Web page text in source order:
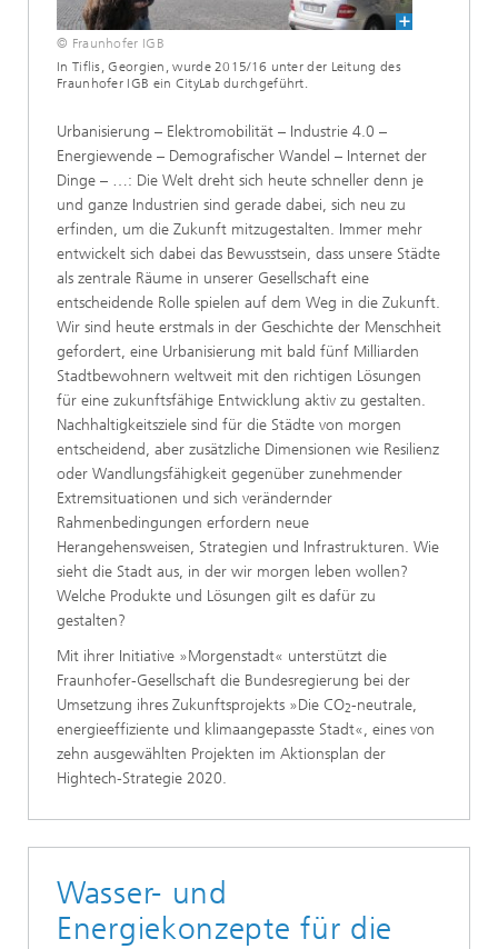
© Fraunhofer IGB
In Tiflis, Georgien, wurde 2015/16 unter der Leitung des
Fraunhofer IGB ein CityLab durchgeführt.
Urbanisierung – Elektromobilität – Industrie 4.0 –
Energiewende – Demografischer Wandel – Internet der
Dinge – …: Die Welt dreht sich heute schneller denn je
und ganze Industrien sind gerade dabei, sich neu zu
erfinden, um die Zukunft mitzugestalten. Immer mehr
entwickelt sich dabei das Bewusstsein, dass unsere Städte
als zentrale Räume in unserer Gesellschaft eine
entscheidende Rolle spielen auf dem Weg in die Zukunft.
Wir sind heute erstmals in der Geschichte der Menschheit
gefordert, eine Urbanisierung mit bald fünf Milliarden
Stadtbewohnern weltweit mit den richtigen Lösungen
für eine zukunftsfähige Entwicklung aktiv zu gestalten.
Nachhaltigkeitsziele sind für die Städte von morgen
entscheidend, aber zusätzliche Dimensionen wie Resilienz
oder Wandlungsfähigkeit gegenüber zunehmender
Extremsituationen und sich verändernder
Rahmenbedingungen erfordern neue
Herangehensweisen, Strategien und Infrastrukturen. Wie
sieht die Stadt aus, in der wir morgen leben wollen?
Welche Produkte und Lösungen gilt es dafür zu
gestalten?
Mit ihrer Initiative »Morgenstadt« unterstützt die
Fraunhofer-Gesellschaft die Bundesregierung bei der
Umsetzung ihres Zukunftsprojekts »Die CO2-neutrale,
energieeffiziente und klimaangepasste Stadt«, eines von
zehn ausgewählten Projekten im Aktionsplan der
Hightech-Strategie 2020.
Wasser- und
Energiekonzepte für die